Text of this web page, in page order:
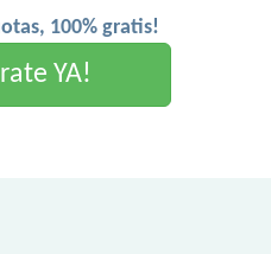
100% gratis!
YA!